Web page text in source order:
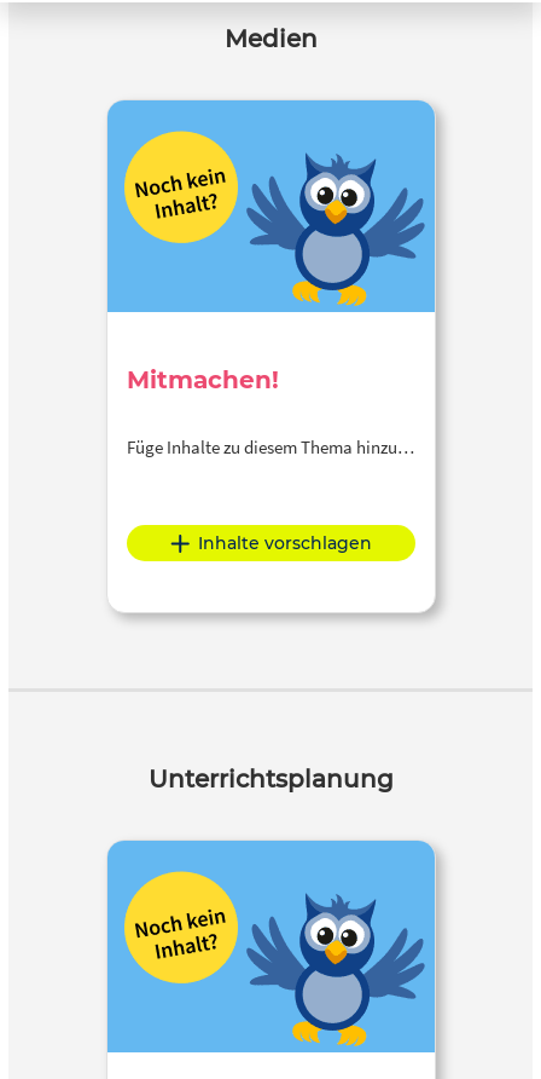
Medien
Mitmachen!
Füge Inhalte zu diesem Thema hinzu…
Inhalte vorschlagen
Unterrichtsplanung